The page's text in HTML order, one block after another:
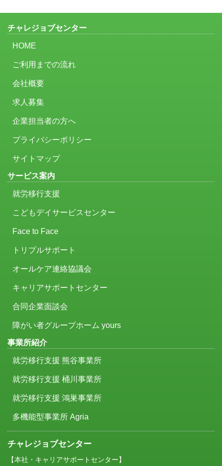
チャレジョブセンター
HOME
ご利用までの流れ
会社概要
求人募集
企業担当者の方へ
プライバシーポリシー
サイトマップ
サービス案内
就労移行支援
こどもデイサービスセンター
Face to Face
トリプルサポート
オールケア連絡協議会
キャリアサポートセンター
合同企業面談会
障がい者グループホーム yours
事業所紹介
就労移行支援 熊谷事業所
就労移行支援 桶川事業所
就労移行支援 鴻巣事業所
多機能型事業所 Agria
チャレジョブセンター
【本社・キャリアサポートセンター】